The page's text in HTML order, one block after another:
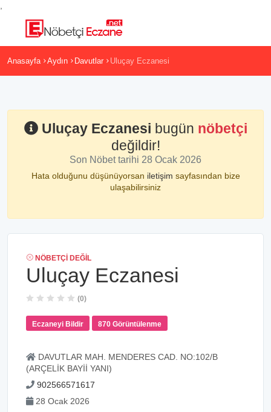
Anasayfa Aydın Davutlar Uluçay Eczanesi
Uluçay Eczanesi bugün nöbetçi
değildir!
Son Nöbet tarihi 28 Ocak 2026
Hata olduğunu düşünüyorsan iletişim sayfasından bize
ulaşabilirsiniz
NÖBETÇI DEĞIL
Uluçay Eczanesi
(0)
Eczaneyi Bildir 870 Görüntülenme
DAVUTLAR MAH. MENDERES CAD. NO:102/B
(ARÇELİK BAYİİ YANI)
902566571617
28 Ocak 2026